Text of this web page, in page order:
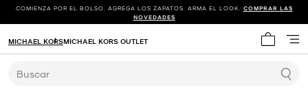
COMIENZA POR EL BOLSO. AGREGA LOS ZAPATOS. ARMA EL LOOK. COMPRAR LAS
NOVEDADES
Mi
MICHAEL KORSMICHAEL KORS OUTLET
Buscar